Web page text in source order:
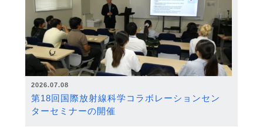
2026.07.08
第18回国際放射線科学コラボレーションセン
ターセミナーの開催